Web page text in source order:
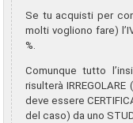
Se tu acquisti per
molti vogliono fare)
%.
Comunque tutto
risulterà
deve essere
del caso) da uno